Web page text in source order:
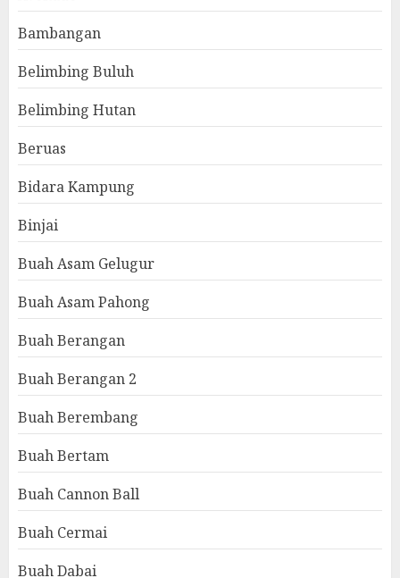
Bambangan
Belimbing Buluh
Belimbing Hutan
Beruas
Bidara Kampung
Binjai
Buah Asam Gelugur
Buah Asam Pahong
Buah Berangan
Buah Berangan 2
Buah Berembang
Buah Bertam
Buah Cannon Ball
Buah Cermai
Buah Dabai